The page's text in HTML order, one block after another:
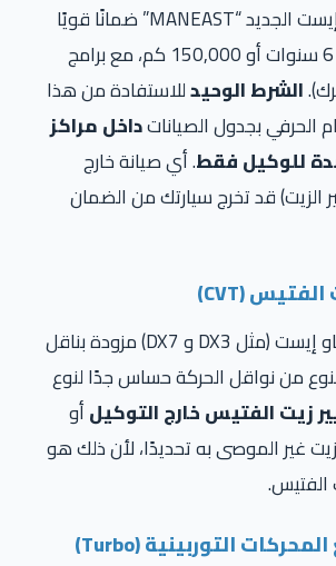
يقدم وكيل ساو إيست الجديد “MANEAST” ضمانًا قويًا
جدًا (قد يصل إلى 6 سنوات أو 150,000 كم، مع برامج
الشرط الوحيدللاستفادة من هذا
الحرفي بجدول الصياناتداخل مراكز
للوكيل فقط. أي صيانة خارج
الزيت) قد تخرج سيارتك من الضمان
(CVT)
إيست (مثلDX3وDX7) مزودة بناقل
من نواقل الحركة حساس جدًا لنوع
زيت الفتيس خارج التوكيلأو
غير الموصى به تحديدًا، لأن ذلك هو
الفتيس.
(Turbo)